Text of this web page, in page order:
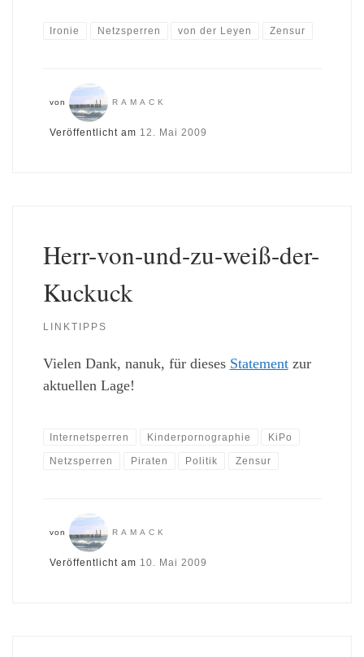
Ironie Netzsperren von der Leyen Zensur
von RAMACK
Veröffentlicht am 12. Mai 2009
Herr-von-und-zu-weiß-der-
Kuckuck
LINKTIPPS
Vielen Dank, nanuk, für dieses Statementzur
aktuellen Lage!
Internetsperren Kinderpornographie KiPo
Netzsperren Piraten Politik Zensur
von RAMACK
Veröffentlicht am 10. Mai 2009